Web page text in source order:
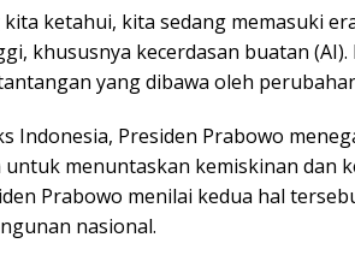
kita ketahui, kita sedang memasuki
khususnya kecerdasan buatan
yang dibawa oleh
Indonesia, Presiden Prabowo
menuntaskan kemiskinan dan
Prabowo menilai kedua hal
nasional.